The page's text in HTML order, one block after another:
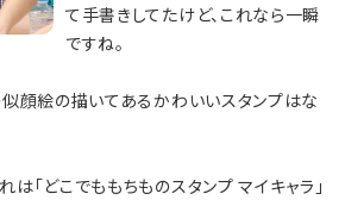
て手書きしてたけど、これなら一瞬
ですね。
似顔絵の描いてあるかわいいスタンプはな
は「どこでももちものスタンプ マイキャラ」